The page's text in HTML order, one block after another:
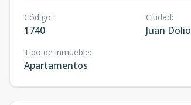
Código:
1740
Ciudad:
Juan Dolio
Tipo de inmueble:
Apartamentos